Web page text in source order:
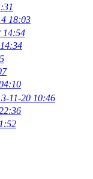
18:03
14:54
11-20 10:46